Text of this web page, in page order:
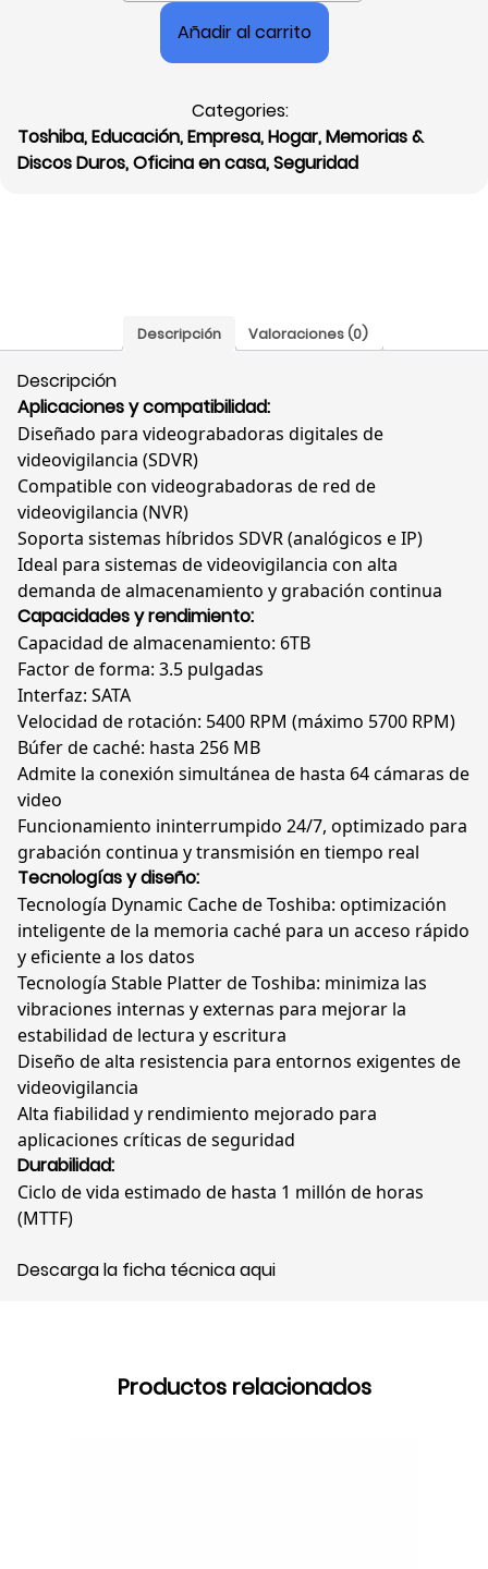
Toshiba
Surveillance
5400RPM,
256MB,
Añadir al carrito
Categories:
Toshiba,Educación,Empresa,Hogar,Memorias &
Discos Duros,Oficina en casa,Seguridad
Descripción Valoraciones (0)
Descripción
Aplicaciones y compatibilidad:
Diseñado para videograbadoras digitales de
videovigilancia (SDVR)
Compatible con videograbadoras de red de
videovigilancia (NVR)
Soporta sistemas híbridos SDVR (analógicos e IP)
Ideal para sistemas de videovigilancia con alta
demanda de almacenamiento y grabación continua
Capacidades y rendimiento:
Capacidad de almacenamiento: 6TB
Factor de forma: 3.5 pulgadas
Interfaz: SATA
Velocidad de rotación: 5400 RPM (máximo 5700 RPM)
Búfer de caché: hasta 256 MB
Admite la conexión simultánea de hasta 64 cámaras de
video
Funcionamiento ininterrumpido 24/7, optimizado para
grabación continua y transmisión en tiempo real
Tecnologías y diseño:
Tecnología Dynamic Cache de Toshiba: optimización
inteligente de la memoria caché para un acceso rápido
y eficiente a los datos
Tecnología Stable Platter de Toshiba: minimiza las
vibraciones internas y externas para mejorar la
estabilidad de lectura y escritura
Diseño de alta resistencia para entornos exigentes de
videovigilancia
Alta fiabilidad y rendimiento mejorado para
aplicaciones críticas de seguridad
Durabilidad:
Ciclo de vida estimado de hasta 1 millón de horas
(MTTF)
Descarga la ficha técnica aqui
Productos relacionados